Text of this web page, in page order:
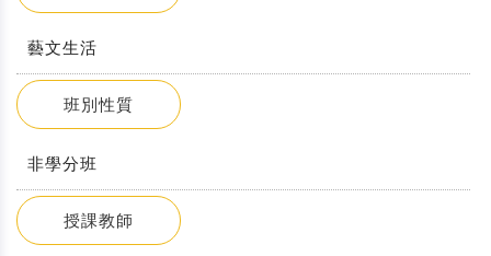
藝文生活
班別性質
非學分班
授課教師